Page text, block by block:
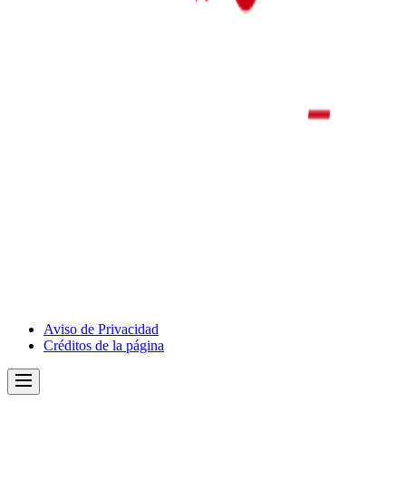
DeportivoAviso de Privacidad
Créditos de la página
Menu